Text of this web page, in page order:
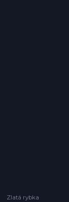
Zlatá rybka